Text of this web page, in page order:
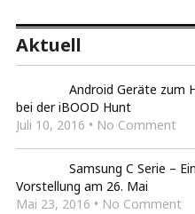
Aktuell
Android Geräte zum
bei der iBOOD Hunt
Juli 10, 2016 • No Comment
Samsung C Serie –
Vorstellung am 26. Mai
Mai 23, 2016 • No Comment